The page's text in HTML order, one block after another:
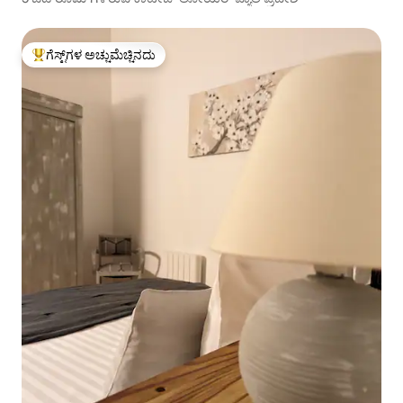
ಗೆಸ್ಟ್‌ಗಳಿಗೆ ಅತಿ ಹೆಚ್ಚು ಅಚ್ಚುಮೆಚ್ಚಿನದು
ಗೆಸ್ಟ್‌ಗಳ ಅಚ್ಚುಮೆಚ್ಚಿನದು